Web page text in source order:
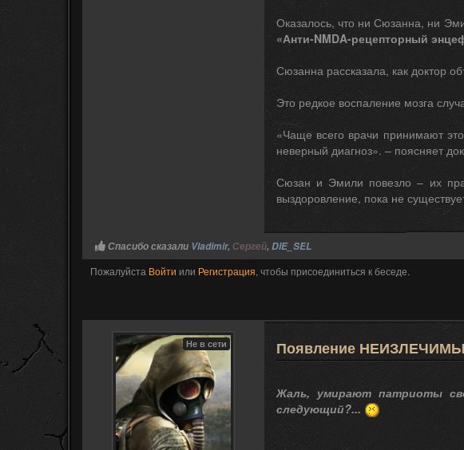
Оказалось, что ни Сюзанна, ни
«Анти-NMDA-рецепторный
Сюзанна рассказала, как доктор
Это редкое воспаление мозга
«Чаще всего врачи принимают
неверный диагноз». – поясняет
Сюзан и Эмили повезло – их
выздоровление, пока не
Спасибо сказали Vladimir, Сергей, DIE_SEL
Пожалуйста Войти или Регистрация, чтобы присоединиться к беседе.
Не в сети Появление
Жаль, умирают патриоты
следующий?...